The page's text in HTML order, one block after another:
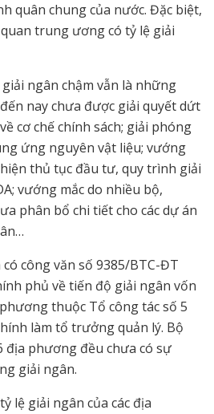
quân chung của nước. Đặc biệt,
trung ương có tỷ lệ giải
ngân chậm vẫn là những
nay chưa được giải quyết dứt
cơ chế chính sách; giải phóng
ứng nguyên vật liệu; vướng
thủ tục đầu tư, quy trình giải
vướng mắc do nhiều bộ,
phân bổ chi tiết cho các dự án
công văn số 9385/BTC-ĐT
phủ về tiến độ giải ngân vốn
thuộc Tổ công tác số 5
làm tổ trưởng quản lý. Bộ
địa phương đều chưa có sự
giải ngân.
lệ giải ngân của các địa